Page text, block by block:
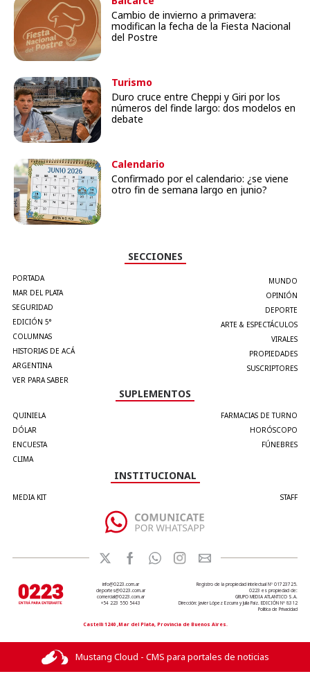
Cambio de invierno a primavera:
modifican la fecha de la Fiesta Nacional
del Postre
Turismo
Duro cruce entre Cheppi y Giri por los
números del finde largo: dos modelos en
debate
Calendario
Confirmado por el calendario: ¿se viene
otro fin de semana largo en junio?
SECCIONES
PORTADA
MAR DEL PLATA
SEGURIDAD
EDICIÓN 5°
COLUMNAS
HISTORIAS DE ACÁ
ARGENTINA
VER PARA SABER
MUNDO
OPINIÓN
DEPORTE
ARTE & ESPECTÁCULOS
VIRALES
PROPIEDADES
SUSCRIPTORES
SUPLEMENTOS
QUINIELA
DÓLAR
ENCUESTA
CLIMA
FARMACIAS DE TURNO
HORÓSCOPO
FÚNEBRES
INSTITUCIONAL
MEDIA KIT STAFF
info@0223.com.ar
deportes@0223.com.ar
comercial@0223.com.ar
+54 223 550 5443
Registro de la propiedad intelectual Nº 01723725.
0223 es propiedad de:
GRUPO MEDIA ATLANTICO S.A.
Dirección: Javier López Ezcurra y Julia Paiz. EDICIÓN Nº 8312
Política de Privacidad
Castelli 1240 ,Mar del Plata, Provincia de Buenos Aires.
Mustang Cloud - CMS para portales de noticias